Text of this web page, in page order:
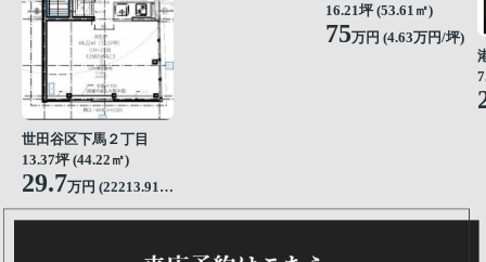
世田谷区下馬２丁目
13.37坪 (44.22㎡)
29.7万円 (22213.91円/坪)
16.21坪 (53.61㎡)
75万円 (4.63万円/坪)